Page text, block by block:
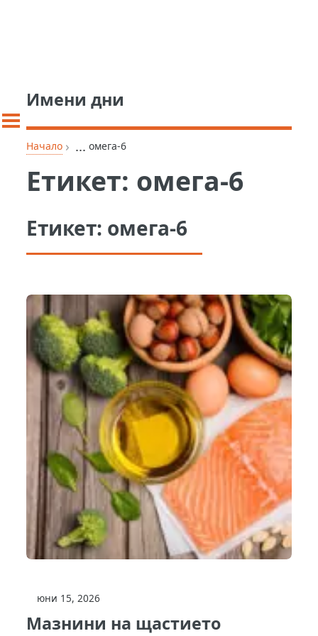
Имени дни
Начало › ... омега-6
Етикет: омега-6
Етикет: омега-6
юни 15, 2026
Мазнини на щастието